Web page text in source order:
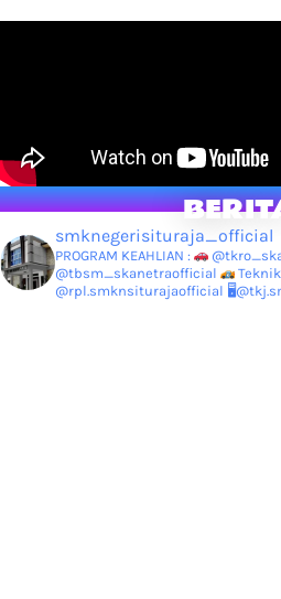
smknegerisituraja_official
PROGRAM KEAHLIAN :
@tbsm_skanetraofficial
@rpl.smknsiturajaofficial